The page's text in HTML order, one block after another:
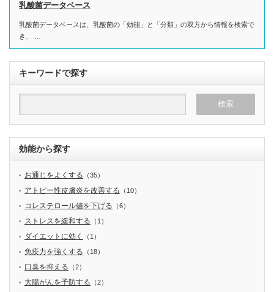
乳酸菌データベース
乳酸菌データベースは、乳酸菌の「効能」と「分類」の双方から情報を検索で
き、 …
キーワードで探す
効能から探す
お通じをよくする （35）
アトピー性皮膚炎を改善する （10）
コレステロール値を下げる （6）
ストレスを緩和する （1）
ダイエットに効く （1）
免疫力を強くする （18）
口臭を抑える （2）
大腸がんを予防する （2）